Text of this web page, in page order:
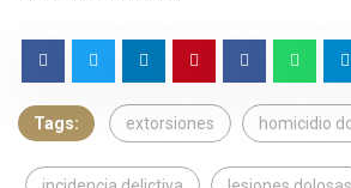
Tags: extorsiones homicidio